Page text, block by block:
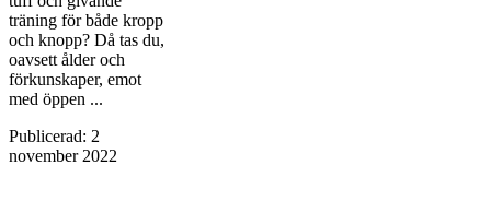
träning för både kropp
och knopp? Då tas du,
oavsett ålder och
förkunskaper, emot
med öppen ...
Publicerad: 2
november 2022